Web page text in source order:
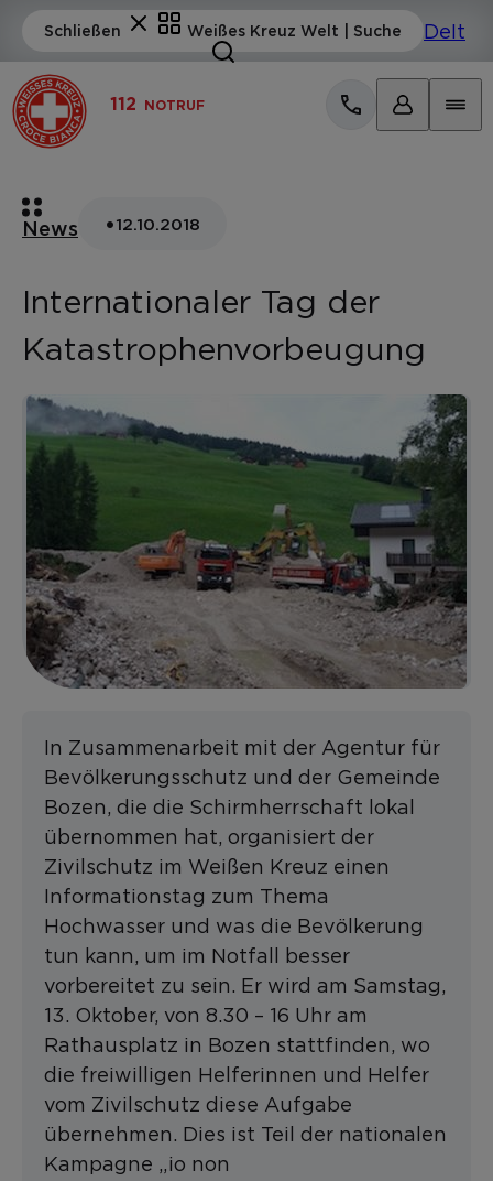
112 NOTRUF
News •12.10.2018
Internationaler Tag der
Katastrophenvorbeugung
In Zusammenarbeit mit der Agentur für
Bevölkerungsschutz und der Gemeinde
Bozen, die die Schirmherrschaft lokal
übernommen hat, organisiert der
Zivilschutz im Weißen Kreuz einen
Informationstag zum Thema
Hochwasser und was die Bevölkerung
tun kann, um im Notfall besser
vorbereitet zu sein. Er wird am Samstag,
13. Oktober, von 8.30 – 16 Uhr am
Rathausplatz in Bozen stattfinden, wo
die freiwilligen Helferinnen und Helfer
vom Zivilschutz diese Aufgabe
übernehmen. Dies ist Teil der nationalen
Kampagne „io non